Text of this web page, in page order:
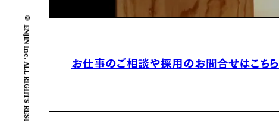
© ENJIN Inc. ALL RIGHTS RESERVED.
お仕事のご相談や採用のお問合せはこちら